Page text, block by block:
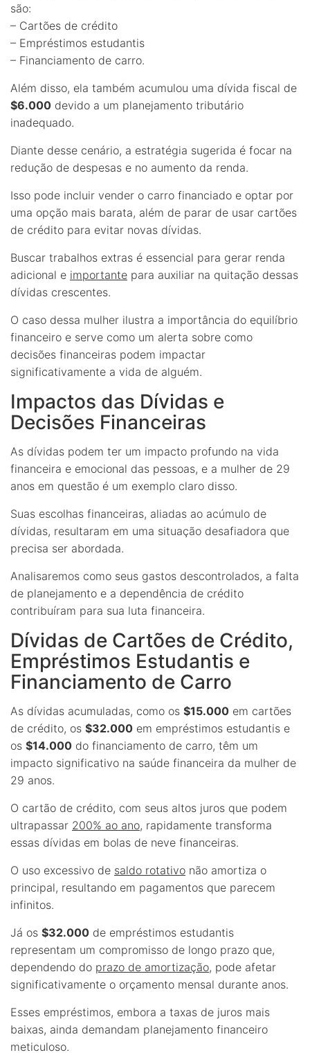
são:
– Cartões de crédito
– Empréstimos estudantis
– Financiamento de carro.
Além disso, ela também acumulou uma dívida fiscal de
$6.000 devido a um planejamento tributário
inadequado.
Diante desse cenário, a estratégia sugerida é focar na
redução de despesas e no aumento da renda.
Isso pode incluir vender o carro financiado e optar por
uma opção mais barata, além de parar de usar cartões
de crédito para evitar novas dívidas.
Buscar trabalhos extras é essencial para gerar renda
adicional e importante para auxiliar na quitação dessas
dívidas crescentes.
O caso dessa mulher ilustra a importância do equilíbrio
financeiro e serve como um alerta sobre como
decisões financeiras podem impactar
significativamente a vida de alguém.
Impactos das Dívidas e
Decisões Financeiras
As dívidas podem ter um impacto profundo na vida
financeira e emocional das pessoas, e a mulher de 29
anos em questão é um exemplo claro disso.
Suas escolhas financeiras, aliadas ao acúmulo de
dívidas, resultaram em uma situação desafiadora que
precisa ser abordada.
Analisaremos como seus gastos descontrolados, a falta
de planejamento e a dependência de crédito
contribuíram para sua luta financeira.
Dívidas de Cartões de Crédito,
Empréstimos Estudantis e
Financiamento de Carro
As dívidas acumuladas, como os $15.000 em cartões
de crédito, os $32.000 em empréstimos estudantis e
os $14.000 do financiamento de carro, têm um
impacto significativo na saúde financeira da mulher de
29 anos.
O cartão de crédito, com seus altos juros que podem
ultrapassar 200% ao ano, rapidamente transforma
essas dívidas em bolas de neve financeiras.
O uso excessivo de saldo rotativo não amortiza o
principal, resultando em pagamentos que parecem
infinitos.
Já os $32.000 de empréstimos estudantis
representam um compromisso de longo prazo que,
dependendo do prazo de amortização, pode afetar
significativamente o orçamento mensal durante anos.
Esses empréstimos, embora a taxas de juros mais
baixas, ainda demandam planejamento financeiro
meticuloso.